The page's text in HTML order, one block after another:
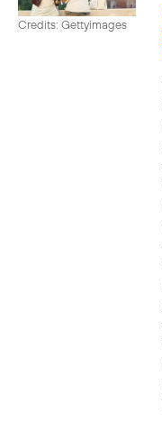
Credits: Gettyimages